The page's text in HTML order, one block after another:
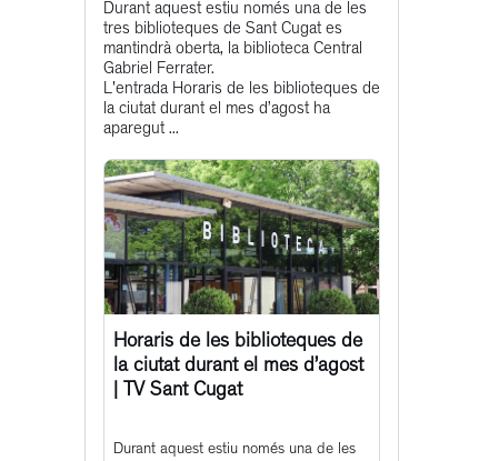
Profile
Get
to
this
post
Durant aquest estiu només una de les
tres biblioteques de Sant Cugat es
mantindrà oberta, la biblioteca Central
Gabriel Ferrater.
L'entrada Horaris de les biblioteques de
la ciutat durant el mes d’agost ha
aparegut ...
Horaris de les biblioteques de
la ciutat durant el mes d’agost
| TV Sant Cugat
Durant aquest estiu només una de les